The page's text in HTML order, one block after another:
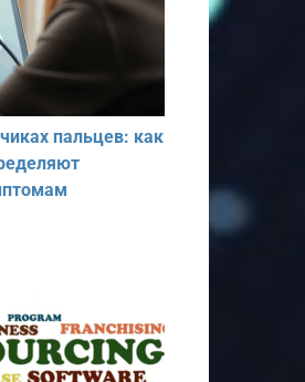
пальцев: как